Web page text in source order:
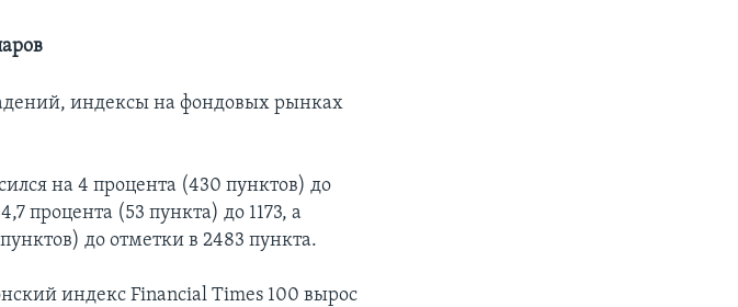
индексы на фондовых рынках
на 4 процента (430 пунктов) до
процента (53 пункта) до 1173, а
до отметки в 2483 пункта.
индекс Financial Times 100 вырос